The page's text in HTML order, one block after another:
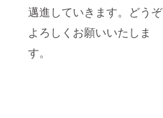
邁進していきます。どうぞ
よろしくお願いいたしま
す。